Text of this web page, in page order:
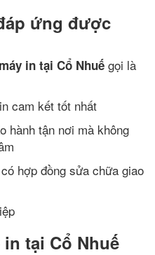
ứng được
in tại Cổ Nhuế gọi là
cam kết tốt nhất
hành tận nơi mà không
hợp đồng sửa chữa giao
tại Cổ Nhuế